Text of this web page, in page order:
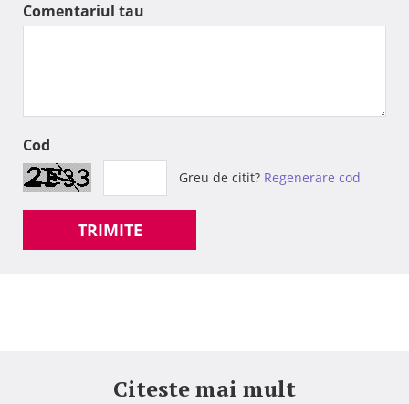
Comentariul tau
Cod
Greu de citit? Regenerare cod
TRIMITE
Citeste mai mult